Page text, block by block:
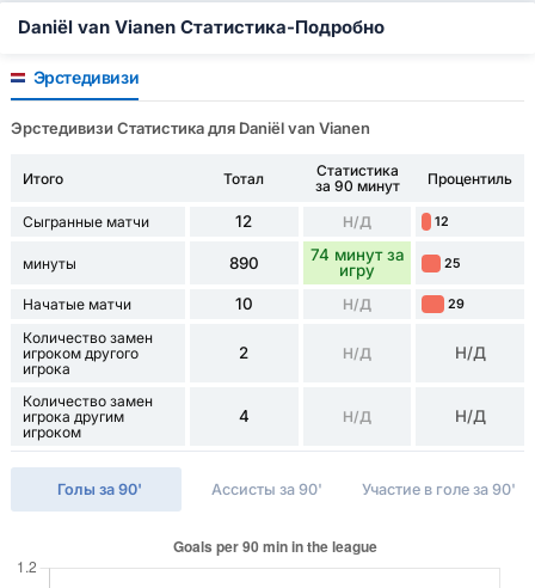
Daniël van Vianen Статистика-Подробно
Эрстедивизи
Эрстедивизи Статистика для Daniël van Vianen
Итого Тотал
Статистика
за 90 минут
Процентиль
Сыгранные матчи 12 Н/Д 12
минуты 890
74 минут за
игру
25
Начатые матчи 10 Н/Д 29
Количество замен
игроком другого
игрока
2 Н/Д Н/Д
Количество замен
игрока другим
игроком
4 Н/Д Н/Д
Голы за 90' Ассисты за 90' Участие в голе за 90'